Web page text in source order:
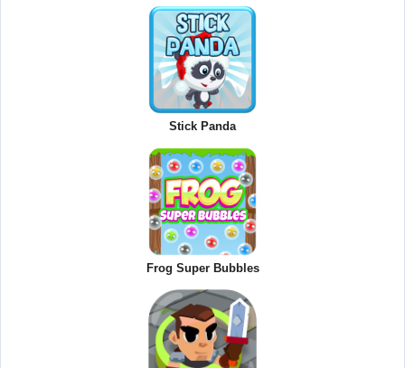
Stick Panda
Frog Super Bubbles